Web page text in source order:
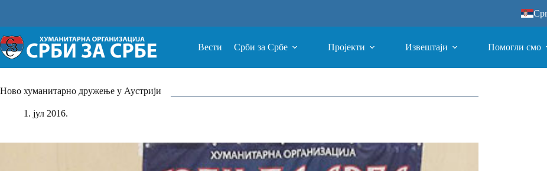
Вести Срби за Србе Пројекти Извештаји Помогли смо
Ново хуманитарно дружење у Аустрији
1. јул 2016.